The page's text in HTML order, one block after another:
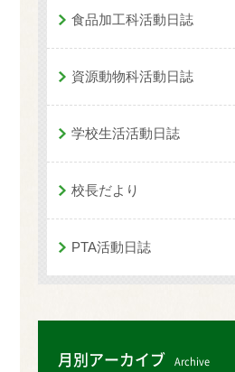
食品加工科活動日誌
資源動物科活動日誌
学校生活活動日誌
校長だより
PTA活動日誌
月別アーカイブ Archive